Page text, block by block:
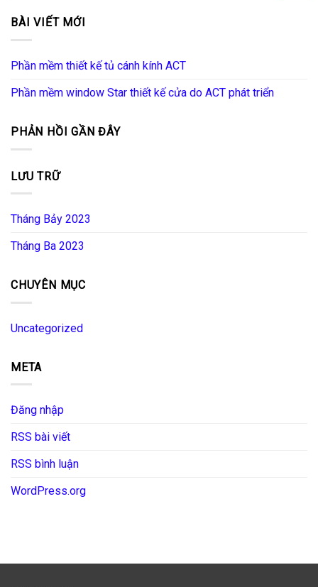
BÀI VIẾT MỚI
Phần mềm thiết kế tủ cánh kính ACT
Phần mềm window Star thiết kế cửa do ACT phát triển
PHẢN HỒI GẦN ĐÂY
LƯU TRỮ
Tháng Bảy 2023
Tháng Ba 2023
CHUYÊN MỤC
Uncategorized
META
Đăng nhập
RSS bài viết
RSS bình luận
WordPress.org